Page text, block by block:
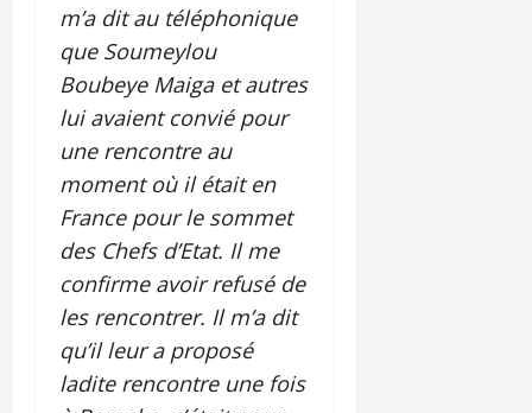
m’a dit au téléphonique
que Soumeylou
Boubeye Maiga et autres
lui avaient convié pour
une rencontre au
moment où il était en
France pour le sommet
des Chefs d’Etat. Il me
confirme avoir refusé de
les rencontrer. Il m’a dit
qu’il leur a proposé
ladite rencontre une fois